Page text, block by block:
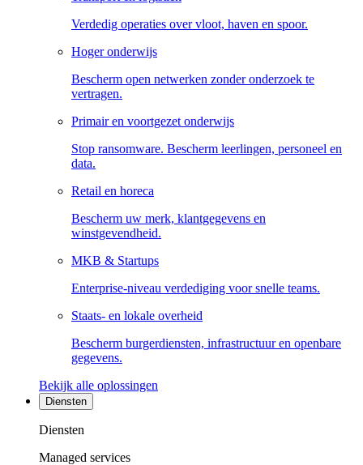
Verdedig operaties over vloot, haven en spoor.
Hoger onderwijs
Bescherm open netwerken zonder onderzoek te
vertragen.
Primair en voortgezet onderwijs
Stop ransomware. Bescherm leerlingen, personeel en
data.
Retail en horeca
Bescherm uw merk, klantgegevens en
winstgevendheid.
MKB & Startups
Enterprise-niveau verdediging voor snelle teams.
Staats- en lokale overheid
Bescherm burgerdiensten, infrastructuur en openbare
gegevens.
Bekijk alle oplossingen
Diensten
Diensten
Managed services